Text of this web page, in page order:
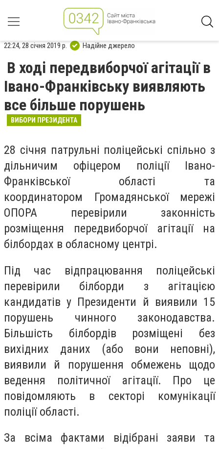
22:24, 28 січня 2019 р. Надійне джерело
В ході передвиборчої агітації в
Івано-Франківську виявляють
все більше порушень
ВИБОРИ ПРЕЗИДЕНТА
28 січня патрульні поліцейські спільно з
дільничим офіцером поліції Івано-
Франківської області та
координатором Громадянської мережі
ОПОРА перевірили законність
розміщення передвиборчої агітації на
білбордах в обласному центрі.
Під час відпрацювання поліцейські
перевірили білборди з агітацією
кандидатів у Президенти й виявили 15
порушень чинного законодавства.
Більшість білбордів розміщені без
вихідних даних (або вони неповні),
виявили й порушення обмежень щодо
ведення політичної агітації. Про це
повідомляють в секторі комунікації
поліції області.
За всіма фактами відібрані заяви та